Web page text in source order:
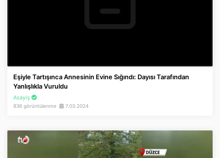
Eşiyle Tartışınca Annesinin Evine Sığındı: Dayısı Tarafından
Yanlışlıkla Vuruldu
Asayiş
836 görüntülenme 7.03.2024